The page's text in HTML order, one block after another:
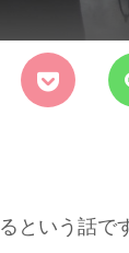
という話で